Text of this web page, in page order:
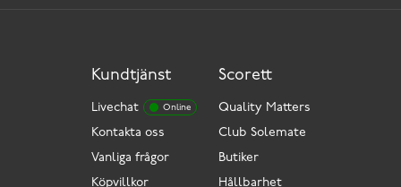
Kundtjänst
Livechat Online
Kontakta oss
Vanliga frågor
Köpvillkor
Scorett
Quality Matters
Club Solemate
Butiker
Hållbarhet